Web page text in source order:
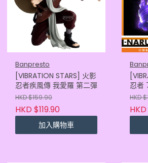
Banpresto
[VIBRATION STARS] 火影
忍者疾風傳 我愛羅 第二彈
HKD $159.90
HKD $119.90
加入購物車
忍者
HKD
HKD